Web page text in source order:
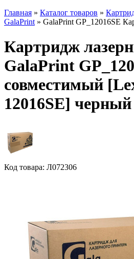
Главная » Каталог товаров »
GalaPrint » GalaPrint GP_12016SE
Картридж
GalaPrint
совместимый
12016SE] черный
Код товара: Л072306